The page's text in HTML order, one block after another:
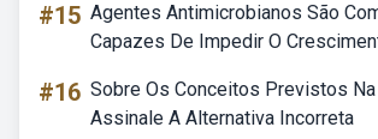
#15 Agentes Antimicrobianos São
Capazes De Impedir O
#16 Sobre Os Conceitos Previstos
Assinale A Alternativa Incorreta